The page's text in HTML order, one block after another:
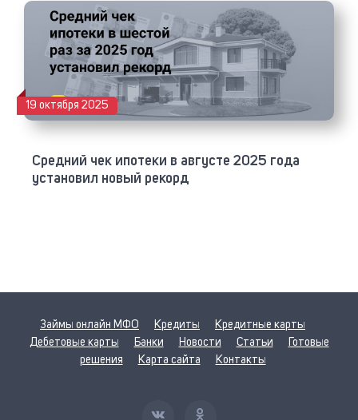
Средний чек ипотеки в августе 2025 года
установил новый рекорд
19 октября 2025
Займы онлайн МФО Кредиты
Кредитные карты
Дебетовые карты
Банки Новости Статьи
Готовые
решения
Карта сайта Контакты